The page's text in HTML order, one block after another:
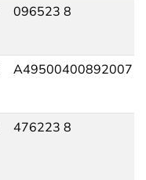
096523 8
A49500400892007
476223 8